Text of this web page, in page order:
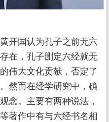
开国认为孔子之前无六
在，孔子删定六经就无
伟大文化贡献，否定了
然而在经学研究中，确
念。主要有两种说法，
著作中有与六经书名相